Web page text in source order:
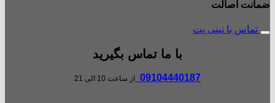
ضمانت اصالت
تماس با نینی پت
با ما تماس بگیرید
09104440187 از ساعت 10 الی 21